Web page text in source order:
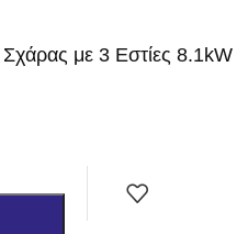
με 3 Εστίες 8.1kW